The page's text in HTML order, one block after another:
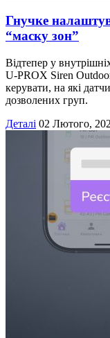
Гнучке
“маску зон”
Відтепер у
U-PROX Siren
керувати, на які
дозволених груп.
Деталі 02 Лютого,